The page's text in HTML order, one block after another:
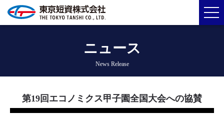
ニュース
News Release
第19回エコノミクス甲子園全国大会への協賛